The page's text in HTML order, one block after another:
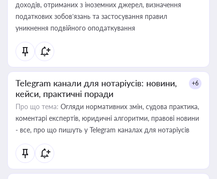
доходів, отриманих з іноземних джерел, визначення
податкових зобов’язань та застосування правил
уникнення подвійного оподаткування
Telegram канали для нотаріусів: новини,
кейси, практичні поради
+6
Про що тема: Огляди нормативних змін, судова практика,
коментарі експертів, юридичні алгоритми, правові новини
- все, про що пишуть у Telegram каналах для нотаріусів